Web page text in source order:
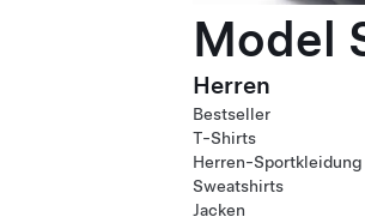
Model
Herren
Bestseller
T-Shirts
Herren-Sportkleidung
Sweatshirts
Jacken